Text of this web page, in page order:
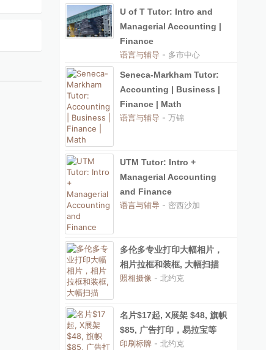
U of T Tutor: Intro and
Managerial Accounting |
Finance
语言与辅导 - 多市中心
Seneca-Markham Tutor:
Accounting | Business |
Finance | Math
语言与辅导 - 万锦
UTM Tutor: Intro +
Managerial Accounting
and Finance
语言与辅导 - 密西沙加
多伦多专业打印大幅相片，
相片拉框和装框, 大幅扫描
照相摄像 - 北约克
名片$17起, X展架 $48, 旗帜
$85, 广告打印，易拉宝等
印刷标牌 - 北约克